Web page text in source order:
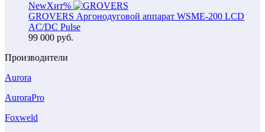
NewХит%
GROVERS Аргонодуговой аппарат WSME-200 LCD
AC/DC Pulse
99 000 руб.
Производители
Aurora
AuroraPro
Foxweld